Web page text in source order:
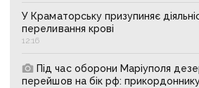
У Краматорську призупиняє
переливання крові
12:16
Під час оборони Маріуполя
перейшов на бік рф: